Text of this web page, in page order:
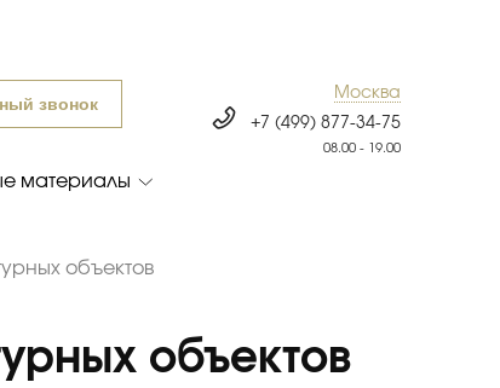
звонок
Москва
+7 (499) 877-34-75
08.00 - 19.00
материалы
объектов
объектов